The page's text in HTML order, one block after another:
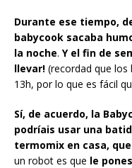
Durante ese tiempo,
babycook sacaba
la noche. Y el fin de
llevar! (recordad que los
13h, por lo que es fácil
Sí, de acuerdo, la
podríais usar una
termomix en casa,
un robot es que le